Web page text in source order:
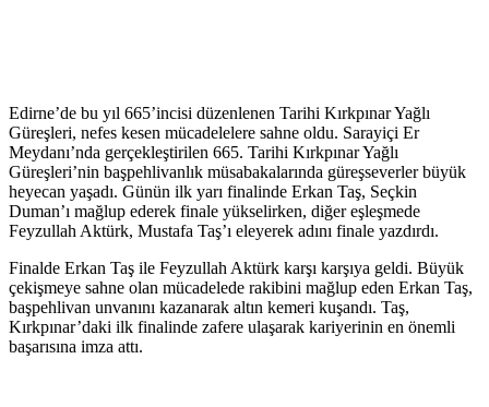
Edirne’de bu yıl 665’incisi düzenlenen Tarihi Kırkpınar Yağlı
Güreşleri, nefes kesen mücadelelere sahne oldu. Sarayiçi Er
Meydanı’nda gerçekleştirilen 665. Tarihi Kırkpınar Yağlı
Güreşleri’nin başpehlivanlık müsabakalarında güreşseverler büyük
heyecan yaşadı. Günün ilk yarı finalinde Erkan Taş, Seçkin
Duman’ı mağlup ederek finale yükselirken, diğer eşleşmede
Feyzullah Aktürk, Mustafa Taş’ı eleyerek adını finale yazdırdı.
Finalde Erkan Taş ile Feyzullah Aktürk karşı karşıya geldi. Büyük
çekişmeye sahne olan mücadelede rakibini mağlup eden Erkan Taş,
başpehlivan unvanını kazanarak altın kemeri kuşandı. Taş,
Kırkpınar’daki ilk finalinde zafere ulaşarak kariyerinin en önemli
başarısına imza attı.